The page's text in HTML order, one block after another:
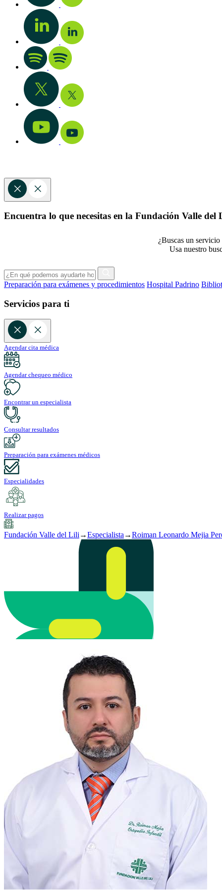
Encuentra lo que necesitas en la Fundación Valle del
¿Buscas un
Usa nuestro
Preparación para exámenes y procedimientos Hospital Padrino
Servicios para ti
Agendar cita médica
Agendar chequeo médico
Encontrar un especialista
Consultar resultados
Preparación para exámenes médicos
Especialidades
Realizar pagos
Fundación Valle del Lili →Especialista →Roiman Leonardo Mejia